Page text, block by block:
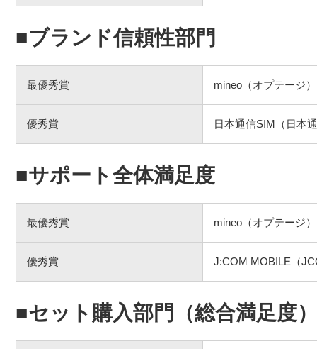
■ブランド信頼性部門
最優秀賞 mineo（オプテージ）
優秀賞 日本通信SIM（日本
■サポート全体満足度
最優秀賞 mineo（オプテージ）
優秀賞 J:COM MOBILE（
■セット購入部門（総合満足度）